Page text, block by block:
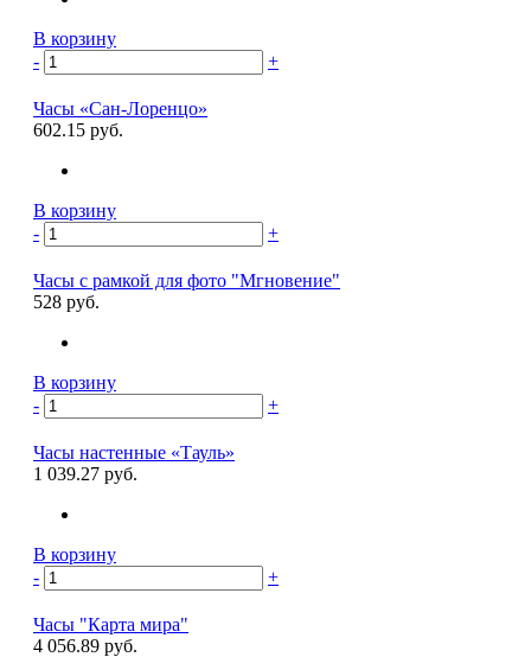
В корзину
-
+
Часы «Сан-Лоренцо»
602.15 руб.
В корзину
-
+
Часы с рамкой для фото "Мгновение"
528 руб.
В корзину
-
+
Часы настенные «Тауль»
1 039.27 руб.
В корзину
-
+
Часы "Карта мира"
4 056.89 руб.